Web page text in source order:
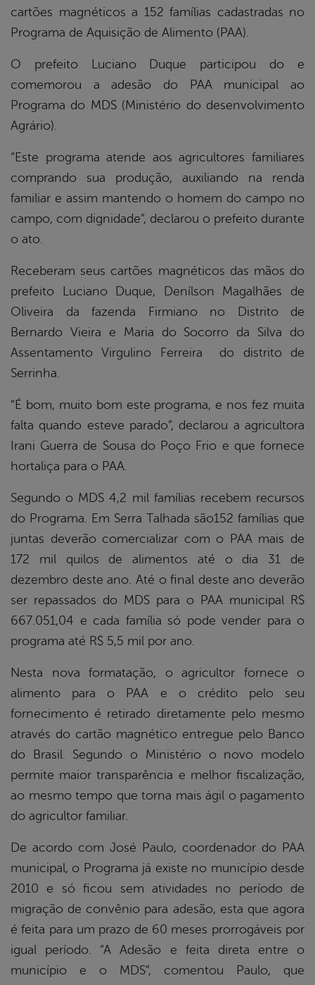
cartões magnéticos a 152 famílias cadastradas no
Programa de Aquisição de Alimento (PAA).
O prefeito Luciano Duque participou do e
comemorou a adesão do PAA municipal ao
Programa do MDS (Ministério do desenvolvimento
Agrário).
“Este programa atende aos agricultores familiares
comprando sua produção, auxiliando na renda
familiar e assim mantendo o homem do campo no
campo, com dignidade”, declarou o prefeito durante
o ato.
Receberam seus cartões magnéticos das mãos do
prefeito Luciano Duque, Denílson Magalhães de
Oliveira da fazenda Firmiano no Distrito de
Bernardo Vieira e Maria do Socorro da Silva do
Assentamento Virgulino Ferreira
do
distrito de
Serrinha.
“É bom, muito bom este programa, e nos fez muita
falta quando esteve parado”, declarou a agricultora
Irani Guerra de Sousa do Poço Frio e que fornece
hortaliça para o PAA.
Segundo o MDS 4,2 mil famílias recebem recursos
do Programa. Em Serra Talhada são152 famílias que
juntas deverão comercializar com o PAA mais de
172 mil quilos de alimentos até o dia 31 de
dezembro deste ano. Até o final deste ano deverão
ser repassados do MDS para o PAA municipal R$
667.051,04 e cada família só pode vender para o
programa até R$ 5,5 mil por ano.
Nesta nova formatação, o agricultor fornece o
alimento para o PAA e o crédito pelo seu
fornecimento é retirado diretamente pelo mesmo
através do cartão magnético entregue pelo Banco
do Brasil. Segundo o Ministério o novo modelo
permite maior transparência e melhor fiscalização,
ao mesmo tempo que torna mais ágil o pagamento
do agricultor familiar.
De acordo com José Paulo, coordenador do PAA
municipal, o Programa já existe no município desde
2010 e só ficou sem atividades no período de
migração de convênio para adesão, esta que agora
é feita para um prazo de 60 meses prorrogáveis por
igual período. “A Adesão e feita direta entre o
município e o MDS”, comentou Paulo, que